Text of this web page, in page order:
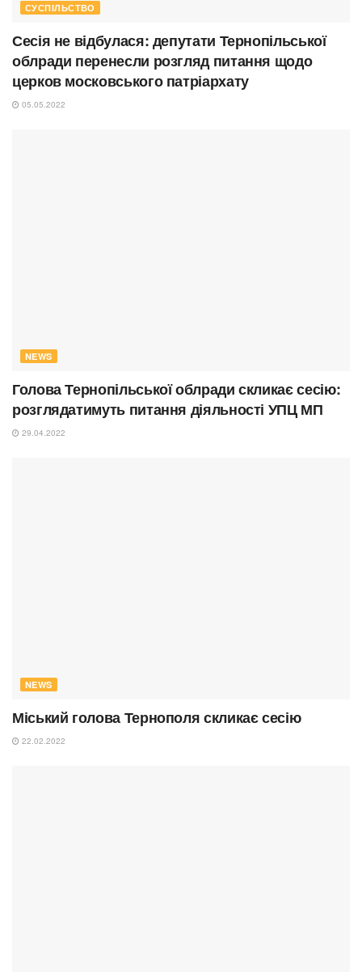
СУСПІЛЬСТВО
Сесія не відбулася: депутати Тернопільської
облради перенесли розгляд питання щодо
церков московського патріархату
05.05.2022
NEWS
Голова Тернопільської облради скликає сесію:
розглядатимуть питання діяльності УПЦ МП
29.04.2022
NEWS
Міський голова Тернополя скликає сесію
22.02.2022